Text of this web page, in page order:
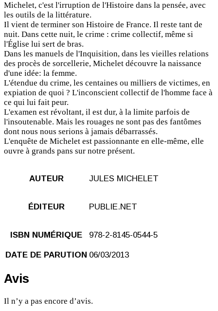
Michelet, c'est l'irruption de l'Histoire dans la pensée, avec
les outils de la littérature.
Il vient de terminer son Histoire de France. Il reste tant de
nuit. Dans cette nuit, le crime : crime collectif, même si
l'Église lui sert de bras.
Dans les manuels de l'Inquisition, dans les vieilles relations
des procès de sorcellerie, Michelet découvre la naissance
d'une idée: la femme.
L'étendue du crime, les centaines ou milliers de victimes, en
expiation de quoi ? L'inconscient collectif de l'homme face à
ce qui lui fait peur.
L'examen est révoltant, il est dur, à la limite parfois de
l'insoutenable. Mais les rouages ne sont pas des fantômes
dont nous nous serions à jamais débarrassés.
L'enquête de Michelet est passionnante en elle-même, elle
ouvre à grands pans sur notre présent.
AUTEUR JULES MICHELET
ÉDITEUR PUBLIE.NET
ISBN NUMÉRIQUE 978-2-8145-0544-5
DATE DE PARUTION 06/03/2013
Avis
Il n’y a pas encore d’avis.